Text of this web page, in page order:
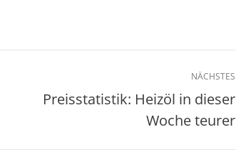
NÄCHSTES
Preisstatistik: Heizöl in dieser
Woche teurer